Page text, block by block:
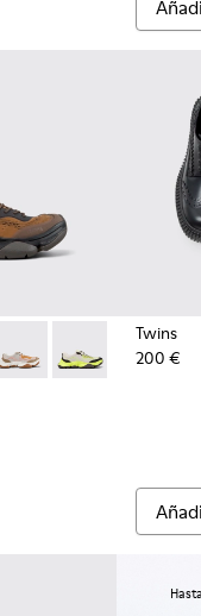
010 - Sneaker con
009
2 - K101069-008
Karst 2 -Karst 2 -
Twins
200 €